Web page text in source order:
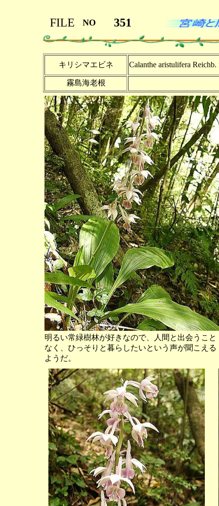
FILE NO 351
キリシマエビネ Calanthe aristulifera
霧島海老根
明るい常緑樹林が好きなので、人間と出会うこと
なく、ひっそりと暮らしたいという声が聞こえる
ようだ。